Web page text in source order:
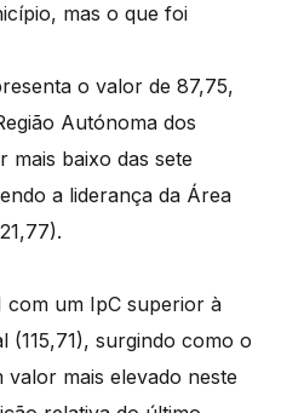
mas o que foi
o valor de 87,75,
Autónoma dos
mais baixo das sete
a liderança da Área
com um IpC superior à
(115,71), surgindo como o
valor mais elevado neste